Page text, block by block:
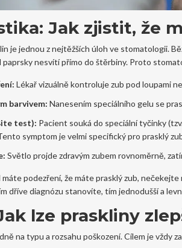
Jak zjistit, že
je jednou z nejtěžších úloh ve stomatologii.
paprsky nesvítí přímo do štěrbiny. Proto
Lékař vizuálně kontroluje zub pod loupami
barvivem: Nanesením speciálního gelu se
test): Pacient souká do speciální tyčinky
symptom je velmi specifický pro prasklý
Světlo projde zdravým zubem rovnoměrně,
podezření, že máte prasklý zub, nečekejte
dříve diagnózu stanovíte, tím jednodušší a
lze praskliny
na typu a rozsahu poškození. Cílem je vždy